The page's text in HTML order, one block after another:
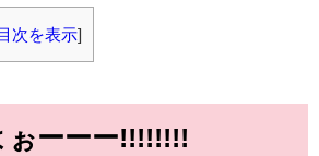
目次を表示]
ぉーーー!!!!!!!!